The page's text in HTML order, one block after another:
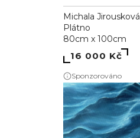
Michala Jirousková
Plátno
80cm x 100cm
16 000 Kč
Sponzorováno